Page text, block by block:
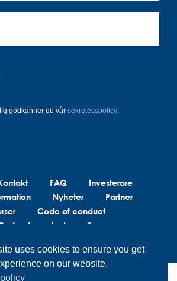
godkänner du vår sekretesspolicy.
FAQ
Investerare
Nyheter
Partner
Code of conduct
of conduct suppliers
uses cookies to ensure you get
on our website.